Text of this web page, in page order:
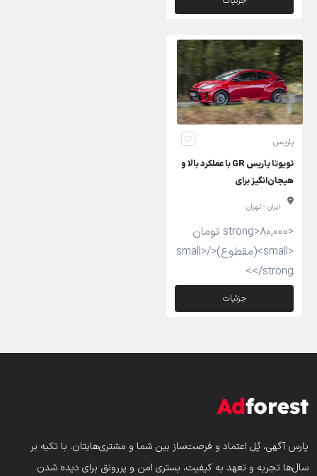
یاریس
تویوتا یاریس GR با عملکرد بالا و
هیجان‌انگیز برای
ایران - تهران
<strong>80,000 تومان
<small>(مقطوع)</small>
</strong>
جزئیات
پارس‌ آگهی، پُل اعتماد و فرصت‌ساز بین شما و مشتری‌هایتان. با تکیه بر
سال‌ها تجربه و تعهد به کیفیت، بستری امن و پررونق برای دیده شدن